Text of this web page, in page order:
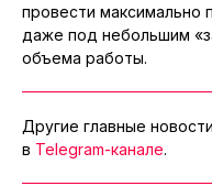
провести максимально
даже под небольшим
объема работы.
Другие главные
в Telegram-канале.